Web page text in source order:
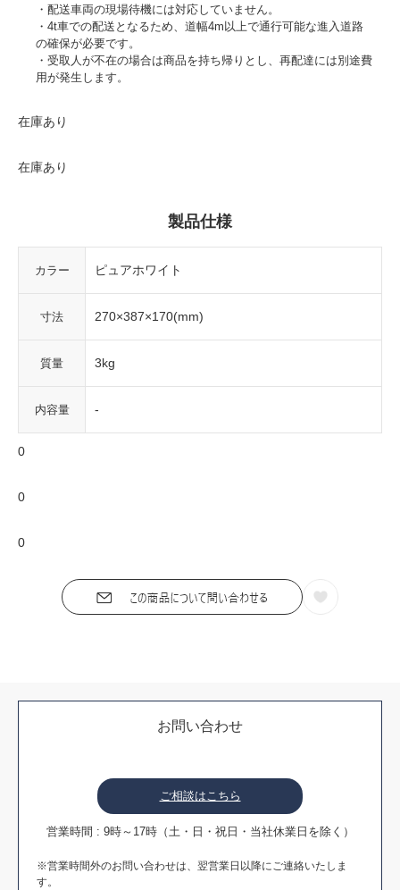
配送車両の現場待機には対応していません。
4t車での配送となるため、道幅4m以上で通行可能な進入道路
の確保が必要です。
受取人が不在の場合は商品を持ち帰りとし、再配達には別途費
用が発生します。
在庫あり
在庫あり
製品仕様
カラー ピュアホワイト
寸法 270×387×170(mm)
質量 3kg
内容量 -
0
0
0
お問い合わせ
ご相談はこちら
営業時間 : 9時～17時（土・日・祝日・当社休業日を除く）
※営業時間外のお問い合わせは、翌営業日以降にご連絡いたしま
す。